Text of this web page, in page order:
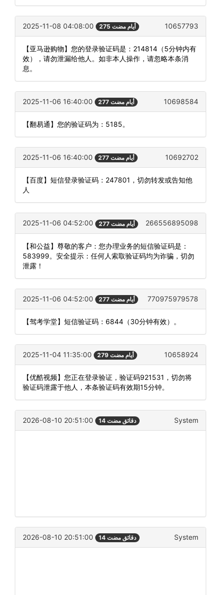
2025-11-08 04:08:00 275 أيام مضت 10657793
【亚马逊购物】您的登录验证码是：214814（5分钟内有
效），请勿泄漏给他人。如非本人操作，请忽略本条消
息。
2025-11-06 16:40:00 277 أيام مضت 10698584
【翻易通】您的验证码为：5185。
2025-11-06 16:40:00 277 أيام مضت 10692702
【百度】短信登录验证码：247801，切勿转发或告知他
人
2025-11-06 04:52:00 277 أيام مضت 266556895098
【和公益】尊敬的客户：您办理业务的短信验证码是：
583999。安全提示：任何人索取验证码均为诈骗，切勿
泄露！
2025-11-06 04:52:00 277 أيام مضت 770975979578
【驾考学堂】短信验证码：6844（30分钟有效）。
2025-11-04 11:35:00 279 أيام مضت 10658924
【优酷视频】您正在登录验证，验证码921531，切勿将
验证码泄露于他人，本条验证码有效期15分钟。
2026-08-10 20:51:00 14 دقائق مضت System
2026-08-10 20:51:00 14 دقائق مضت System